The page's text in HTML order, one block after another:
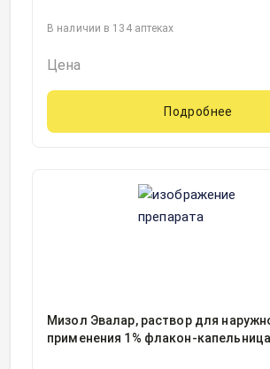
В наличии в 134 аптеках
Цена
Подробнее
Мизол Эвалар, раствор для
применения 1% флакон-капельница